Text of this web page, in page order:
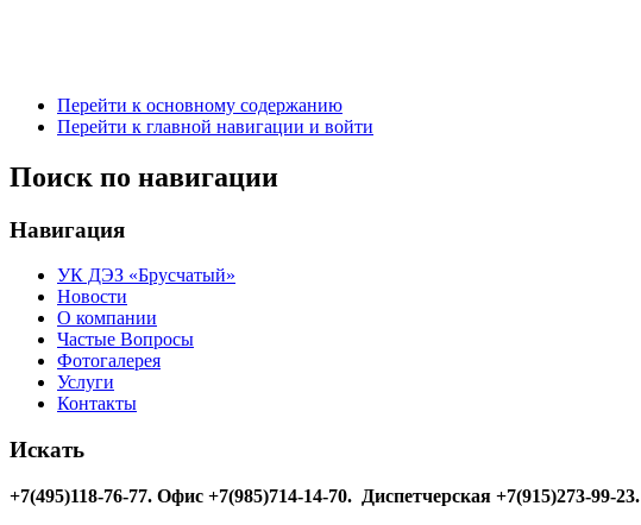
Перейти к основному содержанию
Перейти к главной навигации и войти
Поиск по навигации
Навигация
УК ДЭЗ «Брусчатый»
Новости
О компании
Частые Вопросы
Фотогалерея
Услуги
Контакты
Искать
+7(495)118-76-77. Офис +7(985)714-14-70. Диспетчерская +7(915)273-99-23.